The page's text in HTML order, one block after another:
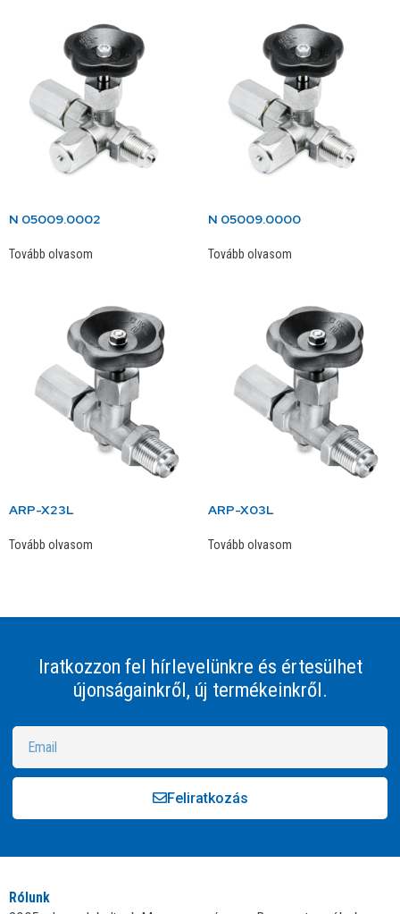
N 05009.0002
Tovább olvasom
N 05009.0000
Tovább olvasom
ARP-X23L
Tovább olvasom
ARP-X03L
Tovább olvasom
Iratkozzon fel hírlevelünkre és értesülhet
újonságainkről, új termékeinkről.
Feliratkozás
Rólunk